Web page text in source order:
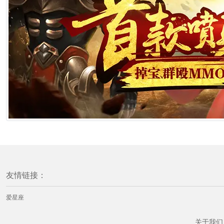
友情链接：
爱星座
关于我们